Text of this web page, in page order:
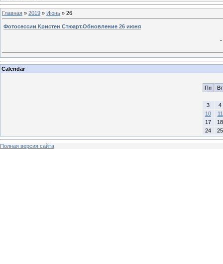
Главная » 2019 » Июнь » 26
Фотосессии Кристен Стюарт.Обновление 26 июня
Calendar
Пн Вт
3
4
10
11
17
18
24
25
Полная версия сайта